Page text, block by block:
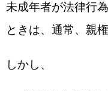
未成年者が法律行
ときは、通常、親
しかし、